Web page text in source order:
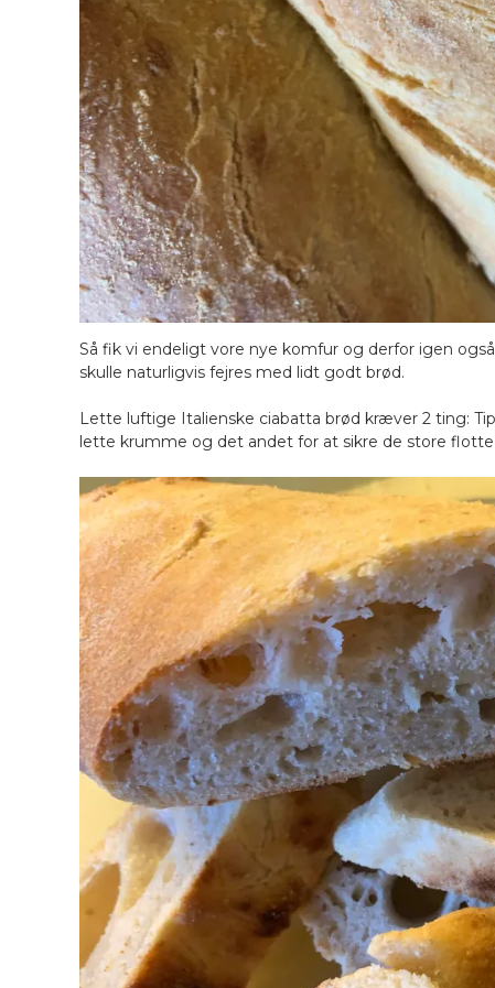
Så fik vi endeligt vore nye komfur og derfor igen
skulle naturligvis fejres med lidt godt brød.
Lette luftige Italienske ciabatta brød kræver 2 ting:
lette krumme og det andet for at sikre de store flotte